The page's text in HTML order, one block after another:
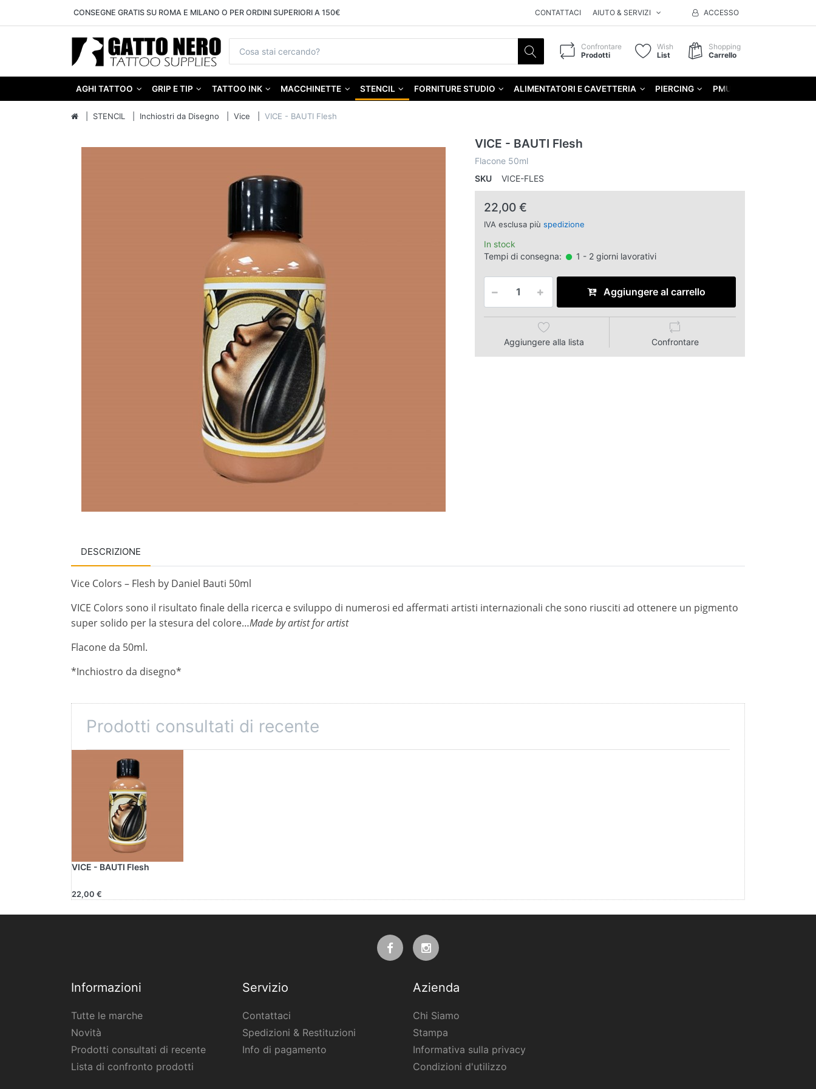
CONSEGNE GRATIS SU ROMA E MILANO O PER ORDINI SUPERIORI A 150€ CONTATTACI AIUTO & SERVIZI ACCESSO
Confrontare
Prodotti
Wish
List
Shopping
Carrello
AGHI TATTOO GRIP E TIP TATTOO INK MACCHINETTE STENCIL FORNITURE STUDIO ALIMENTATORI E CAVETTERIA PIERCING PMU
STENCIL Inchiostri da Disegno Vice VICE - BAUTI Flesh
VICE - BAUTI Flesh
Flacone 50ml
SKU
VICE-FLES
22,00 €
IVA esclusa più spedizione
In stock
Tempi di consegna:
1 - 2 giorni lavorativi
Aggiungere al carrello
Aggiungere alla lista Confrontare
DESCRIZIONE
Vice Colors – Flesh by Daniel Bauti 50ml
VICE Colors sono il risultato finale della ricerca e sviluppo di numerosi ed affermati artisti internazionali che sono riusciti ad ottenere un pigmento
super solido per la stesura del colore…Made by artist for artist
Flacone da 50ml.
*Inchiostro da disegno*
Prodotti consultati di recente
VICE - BAUTI Flesh
22,00 €
Informazioni
Tutte le marche
Novità
Prodotti consultati di recente
Lista di confronto prodotti
Servizio
Contattaci
Spedizioni & Restituzioni
Info di pagamento
Azienda
Chi Siamo
Stampa
Informativa sulla privacy
Condizioni d'utilizzo